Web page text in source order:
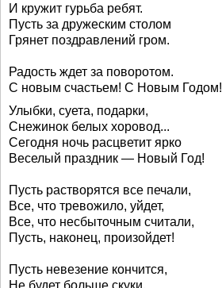
И кружит гурьба ребят.
Пусть за дружеским столом
Грянет поздравлений гром.
Радость ждет за поворотом.
С новым счастьем! С Новым Годом!
Улыбки, суета, подарки,
Снежинок белых хоровод...
Сегодня ночь расцветит ярко
Веселый праздник — Новый Год!
Пусть растворятся все печали,
Все, что тревожило, уйдет,
Все, что несбыточным считали,
Пусть, наконец, произойдет!
Пусть невезение кончится,
Не будет больше скуки,